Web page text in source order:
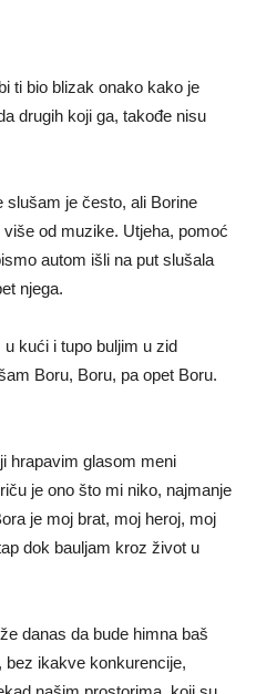
ti bio blizak onako kako je
drugih koji ga, takođe nisu
je često, ali Borine
od muzike. Utjeha, pomoć
autom išli na put slušala
njega.
kući i tupo buljim u zid
Boru, Boru, pa opet Boru.
hrapavim glasom meni
je ono što mi niko, najmanje
je moj brat, moj heroj, moj
dok bauljam kroz život u
danas da bude himna baš
ikakve konkurencije,